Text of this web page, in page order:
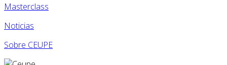
Masterclass
Noticias
Sobre CEUPE